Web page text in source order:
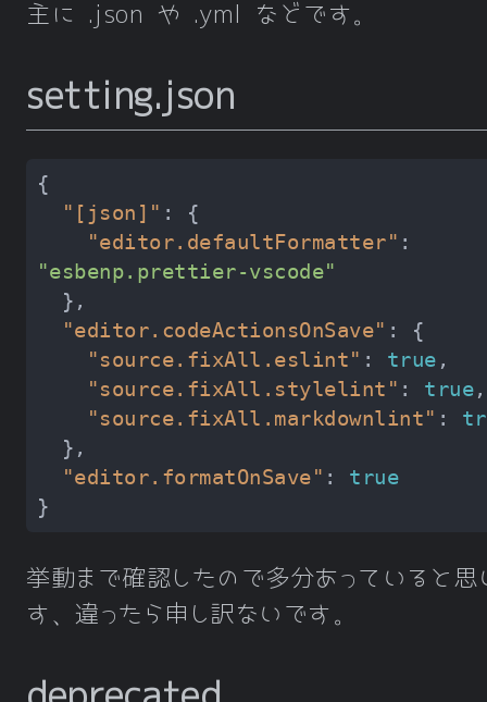
主に .json や .yml などです。
setting.json
"[json]"
"editor.defaultFormatter"
"esbenp.prettier-vscode"
"editor.codeActionsOnSave"
"source.fixAll.eslint" : true
"source.fixAll.stylelint" : true
"source.fixAll.markdownlint" :
"editor.formatOnSave" : true
挙動まで確認したので多分あっていると思
す、違ったら申し訳ないです。